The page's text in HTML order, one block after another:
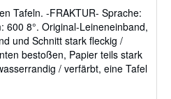
Tafeln. -FRAKTUR- Sprache:
600 8°. Original-Leineneinband,
und Schnitt stark fleckig /
bestoßen, Papier teils stark
/ verfärbt, eine Tafel